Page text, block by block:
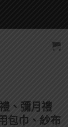
、彌月禮
包巾、紗布